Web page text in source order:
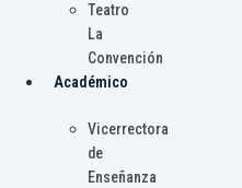
Teatro
La
Convención
Académico
Vicerrectora
de
Enseñanza